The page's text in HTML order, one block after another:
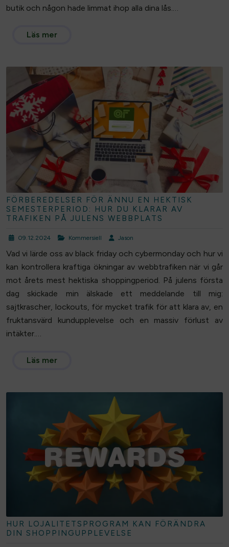
butik och någon hade limmat ihop alla dina lås.…
Läs mer
FÖRBEREDELSER FÖR ÄNNU EN HEKTISK
SEMESTERPERIOD: HUR DU KLARAR AV
TRAFIKEN PÅ JULENS WEBBPLATS
09.12.2024 Kommersiell Jason
Vad vi lärde oss av black friday och cybermonday och hur vi
kan kontrollera kraftiga ökningar av webbtrafiken när vi går
mot årets mest hektiska shoppingperiod. På julens första
dag skickade min älskade ett meddelande till mig:
sajtkrascher, lockouts, för mycket trafik för att klara av, en
fruktansvärd kundupplevelse och en massiv förlust av
intäkter.…
Läs mer
HUR LOJALITETSPROGRAM KAN FÖRÄNDRA
DIN SHOPPINGUPPLEVELSE